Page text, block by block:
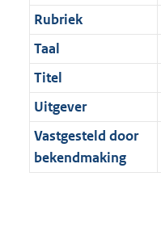
Rubriek
Taal
Titel
Uitgever
Vastgesteld door
bekendmaking